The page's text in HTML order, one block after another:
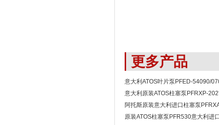
更多产品
意大利ATOS叶片泵PFED-54090/
意大利原装ATOS柱塞泵PFRXP-
阿托斯原装意大利进口柱塞泵
原装ATOS柱塞泵PFR530意大利进